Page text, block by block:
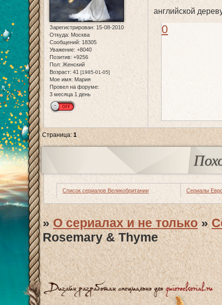
Зарегистрирован: 15-08-2010
Откуда: Москва
Сообщений: 18305
Уважение: +8040
Позитив: +9256
Пол: Женский
Возраст: 41 [1985-01-05]
Мое имя: Мария
Провел на форуме:
3 месяца 1 день
английской
0
Страница:1
Список сериалов Великобритании Сериалы
»О сериалах и не только »
Rosemary & Thyme